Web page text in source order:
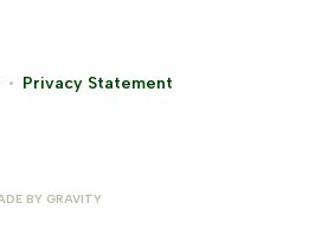
Privacy Statement
BY GRAVITY